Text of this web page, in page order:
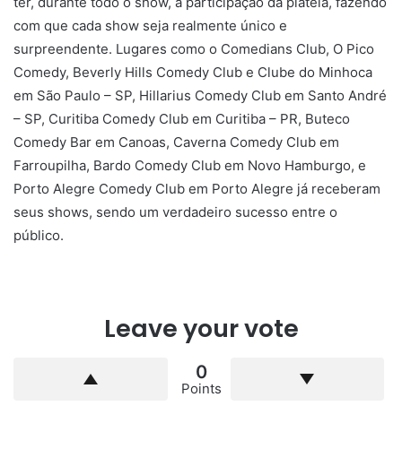
0
Points
Comédia Gio Lisboa medonho